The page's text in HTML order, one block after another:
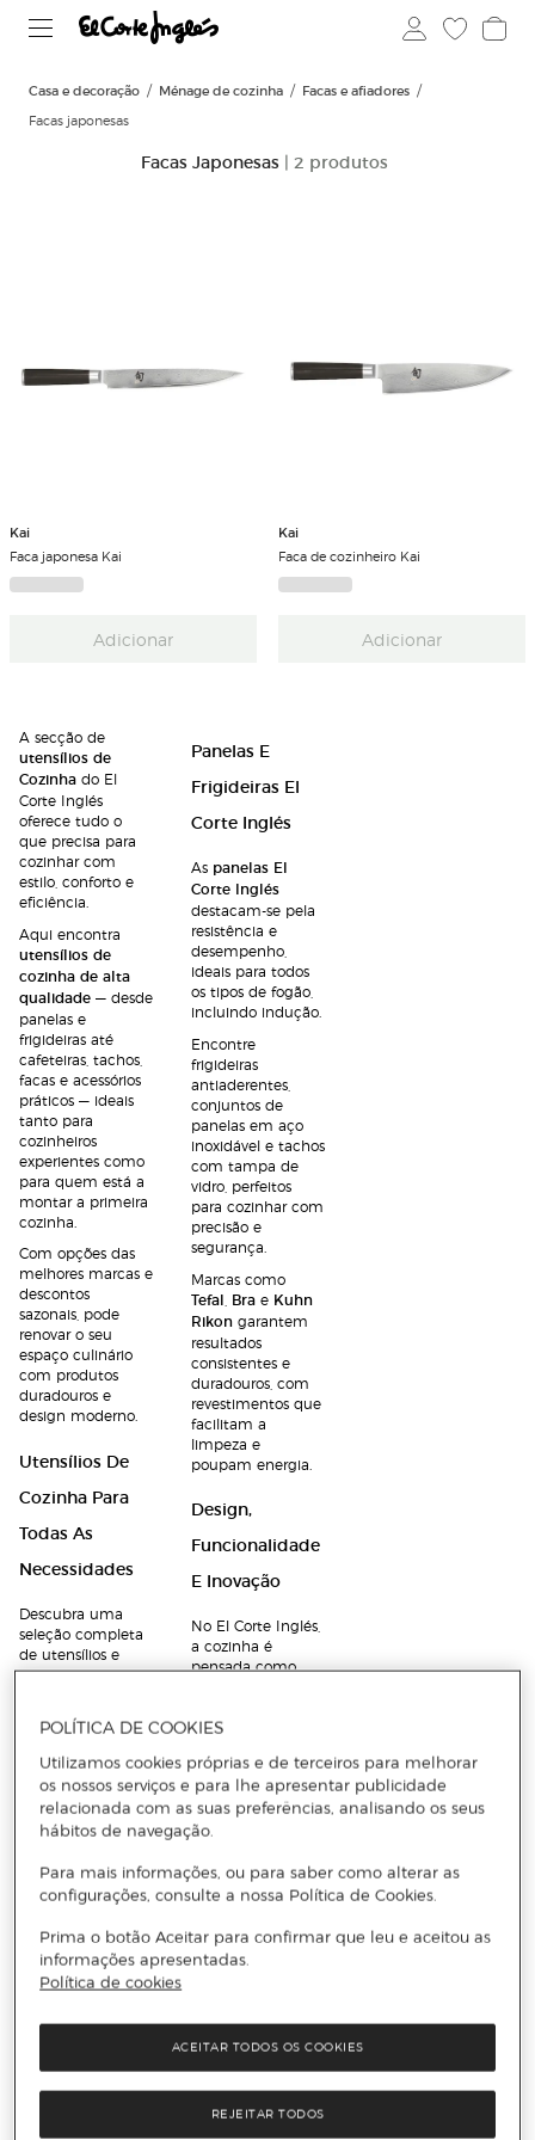
Casa e decoração Ménage de cozinha
Facas e afiadores
Facas japonesas
Facas Japonesas | 2 produtos
Kai
Faca japonesa Kai
Adicionar
Kai
Faca de cozinheiro Kai
Adicionar
A secção de
utensílios de
Cozinha do El
Corte Inglés
oferece tudo o
que precisa para
cozinhar com
estilo, conforto e
eficiência.
Aqui encontra
utensílios de
cozinha de alta
qualidade — desde
panelas e
frigideiras até
cafeteiras, tachos,
facas e acessórios
práticos — ideais
tanto para
cozinheiros
experientes como
para quem está a
montar a primeira
cozinha.
Com opções das
melhores marcas e
descontos
sazonais, pode
renovar o seu
espaço culinário
com produtos
duradouros e
design moderno.
Utensílios De
Cozinha Para
Todas As
Necessidades
Descubra uma
seleção completa
de utensílios e
acessórios de
organizada por
categorias para
facilitar a sua
escolha.
Desdetrens de
cozinha
panelas de
pressão, cafeteiras
afiadores, formas
e tachos
antiaderentes, até
jarros Brita,
Panelas E
Frigideiras El
Corte Inglés
As panelas El
Corte Inglés
destacam-se pela
resistência e
desempenho,
ideais para todos
os tipos de fogão,
incluindo indução.
Encontre
frigideiras
antiaderentes,
conjuntos de
panelas em aço
inoxidável e tachos
com tampa de
vidro, perfeitos
para cozinhar com
precisão e
segurança.
Marcas como
Tefal Bra e Kuhn
Rikon garantem
resultados
consistentes e
duradouros, com
revestimentos que
facilitam a
limpeza e
poupam energia.
Design,
Funcionalidade
E Inovação
No El Corte Inglés,
a cozinha é
pensada como
Os produtos de
cozinha
combinam
estética moderna
com ergonomia,
contribuindo para
funcional e
elegante.
Além da loja
online, pode
El Corte Inglés em
Lisboa e
Gaia/Porto, com
atendimento
personalizado e
POLÍTICA DE COOKIES
Utilizamos cookies próprias e de terceiros para melhorar
os nossos serviços e para lhe apresentar publicidade
relacionada com as suas preferências, analisando os seus
hábitos de navegação.
Para mais informações, ou para saber como alterar as
configurações, consulte a nossa Política de Cookies.
Prima o botão Aceitar para confirmar que leu e aceitou as
informações apresentadas.
Política de cookies
REJEITAR TODOS
ACEITAR TODOS OS COOKIES